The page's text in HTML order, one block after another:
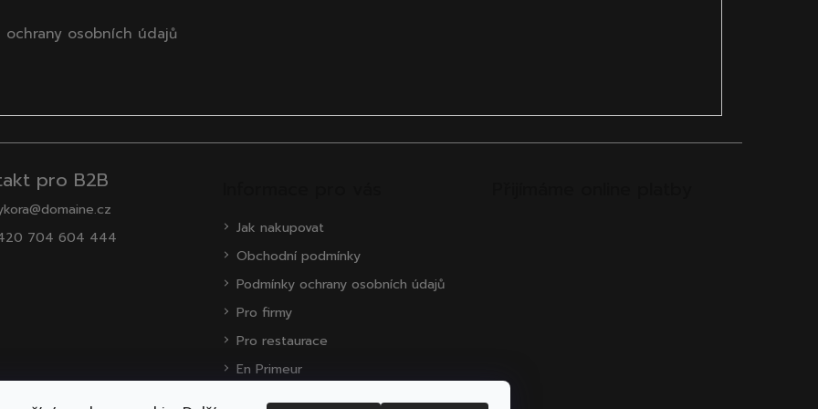
ochrany osobních údajů
pro B2B
704 604 444
Jak nakupovat
Obchodní podmínky
Podmínky ochrany osobních údajů
Pro firmy
Pro restaurace
En Primeur